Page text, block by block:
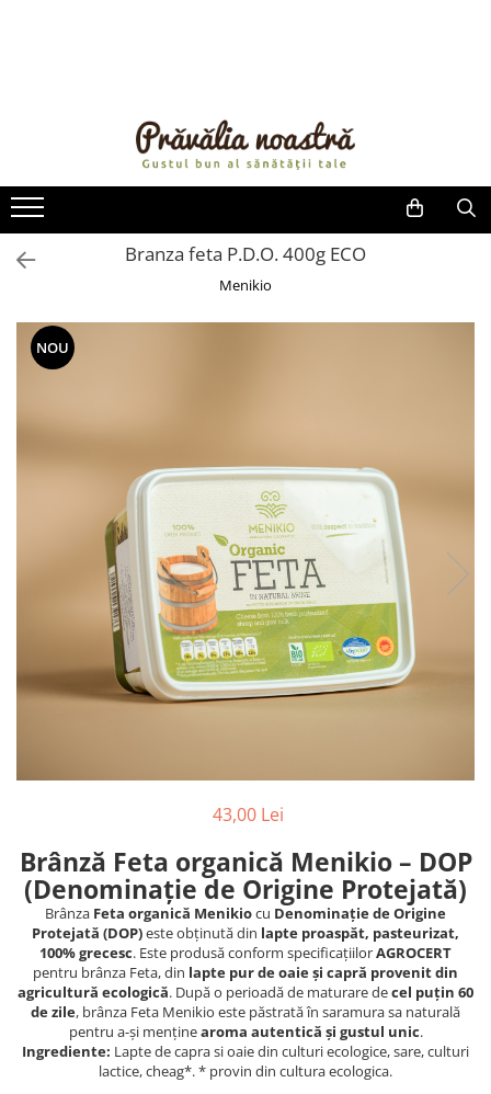
ULEIURI ȘI UNTURI
MĂSLINE
NUCI ȘI SEMINȚE
FRUCTE DESHIDRATATE
FRUCTE LA CONSERVĂ
OȚETURI ȘI SOSURI
OREZ ȘI CEREALE
CREME ȘI PASTE TARTINABILE
CONDIMENTE
CEAIURI GRECEȘTI
CIOCOLATĂ ȘI CACAO
HEALTHY SNACKS
SUPERALIMENTE
LACTATE
REMEDII NATURISTE
TOATE PRODUSELE
Branza feta P.D.O. 400g ECO
Menikio
NOU
43,00 Lei
Brânză Feta organică Menikio – DOP
(Denominație de Origine Protejată)
Brânza Feta organică Menikiocu Denominație de Origine
Protejată (DOP)este obținută din lapte proaspăt, pasteurizat,
100% grecesc. Este produsă conform specificațiilorAGROCERT
pentru brânza Feta, din lapte pur de oaie și capră provenit din
agricultură ecologică. După o perioadă de maturare decel puțin 60
de zile, brânza Feta Menikio este păstrată în saramura sa naturală
pentru a-și menținearoma autentică și gustul unic.
Ingrediente: Lapte de capra si oaie din culturi ecologice, sare, culturi
lactice, cheag*. * provin din cultura ecologica.